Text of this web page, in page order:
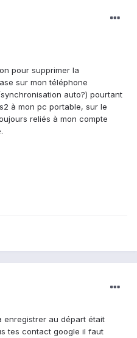
pour supprimer la
sur mon téléphone
auto?) pourtant
à mon pc portable, sur le
reliés à mon compte
enregistrer au départ était
tes contact google il faut